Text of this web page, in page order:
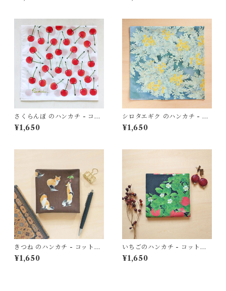
さくらんぼ のハンカチ - コッ
トン・すこし大きめ - スカー
フにも
¥1,650
シロタエギク のハンカチ - コ
ットン・すこし大きめ - スカ
ーフにも
¥1,650
きつね のハンカチ - コット
ン・すこし大きめ - スカーフ
にも
¥1,650
いちごのハンカチ - コット
ン・すこし大きめ - スカーフ
にも HC31
¥1,650